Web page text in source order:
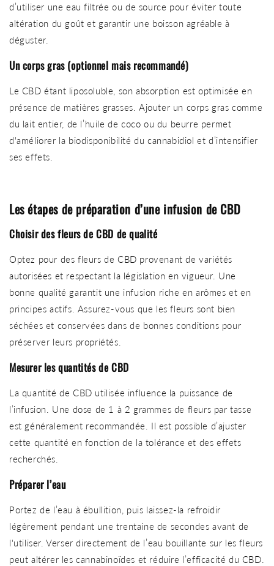
d’utiliser une eau filtrée ou de source pour éviter toute
altération du goût et garantir une boisson agréable à
déguster.
Un corps gras (optionnel mais recommandé)
Le CBD étant liposoluble, son absorption est optimisée en
présence de matières grasses. Ajouter un corps gras comme
du lait entier, de l’huile de coco ou du beurre permet
d'améliorer la biodisponibilité du cannabidiol et d’intensifier
ses effets.
Les étapes de préparation d’une infusion de CBD
Choisir des fleurs de CBD de qualité
Optez pour des fleurs de CBD provenant de variétés
autorisées et respectant la législation en vigueur. Une
bonne qualité garantit une infusion riche en arômes et en
principes actifs. Assurez-vous que les fleurs sont bien
séchées et conservées dans de bonnes conditions pour
préserver leurs propriétés.
Mesurer les quantités de CBD
La quantité de CBD utilisée influence la puissance de
l’infusion. Une dose de 1 à 2 grammes de fleurs par tasse
est généralement recommandée. Il est possible d’ajuster
cette quantité en fonction de la tolérance et des effets
recherchés.
Préparer l’eau
Portez de l’eau à ébullition, puis laissez-la refroidir
légèrement pendant une trentaine de secondes avant de
l'utiliser. Verser directement de l’eau bouillante sur les fleurs
peut altérer les cannabinoïdes et réduire l’efficacité du CBD.